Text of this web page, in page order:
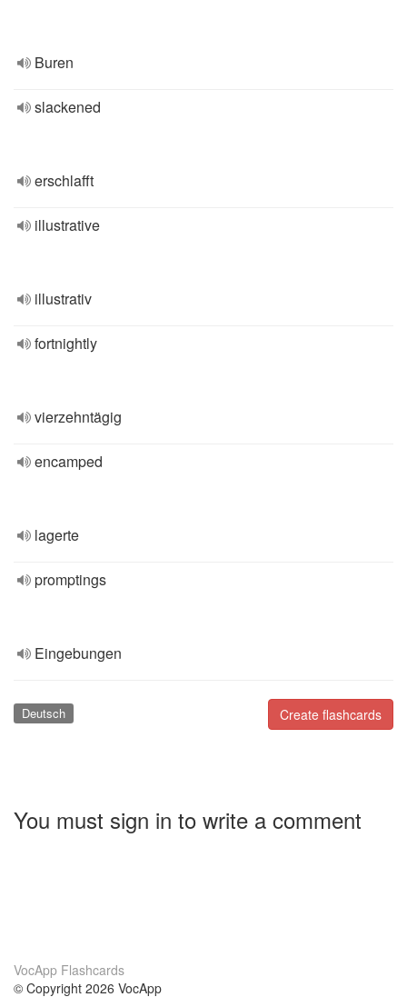
Buren
slackened
erschlafft
illustrative
illustrativ
fortnightly
vierzehntägig
encamped
lagerte
promptings
Eingebungen
Create flashcards
Deutsch
You must sign in to write a comment
VocApp Flashcards
© Copyright 2026 VocApp